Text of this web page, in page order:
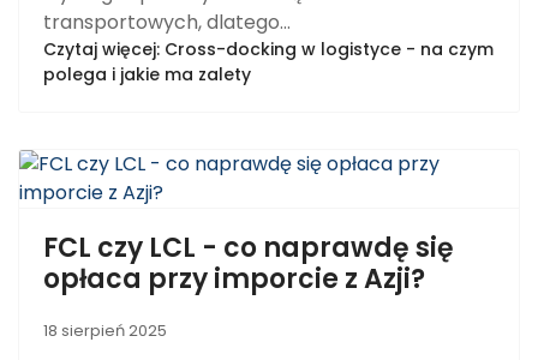
transportowych, dlatego...
Czytaj więcej: Cross-docking w logistyce - na czym
polega i jakie ma zalety
FCL czy LCL - co naprawdę się
opłaca przy imporcie z Azji?
18 sierpień 2025